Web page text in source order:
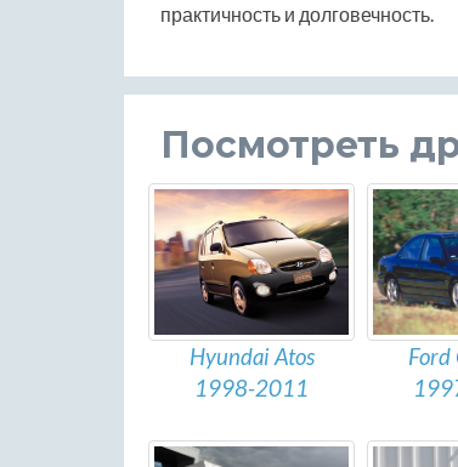
практичность и долговечность.
Посмотреть
Hyundai Atos
1998-2011
Ford